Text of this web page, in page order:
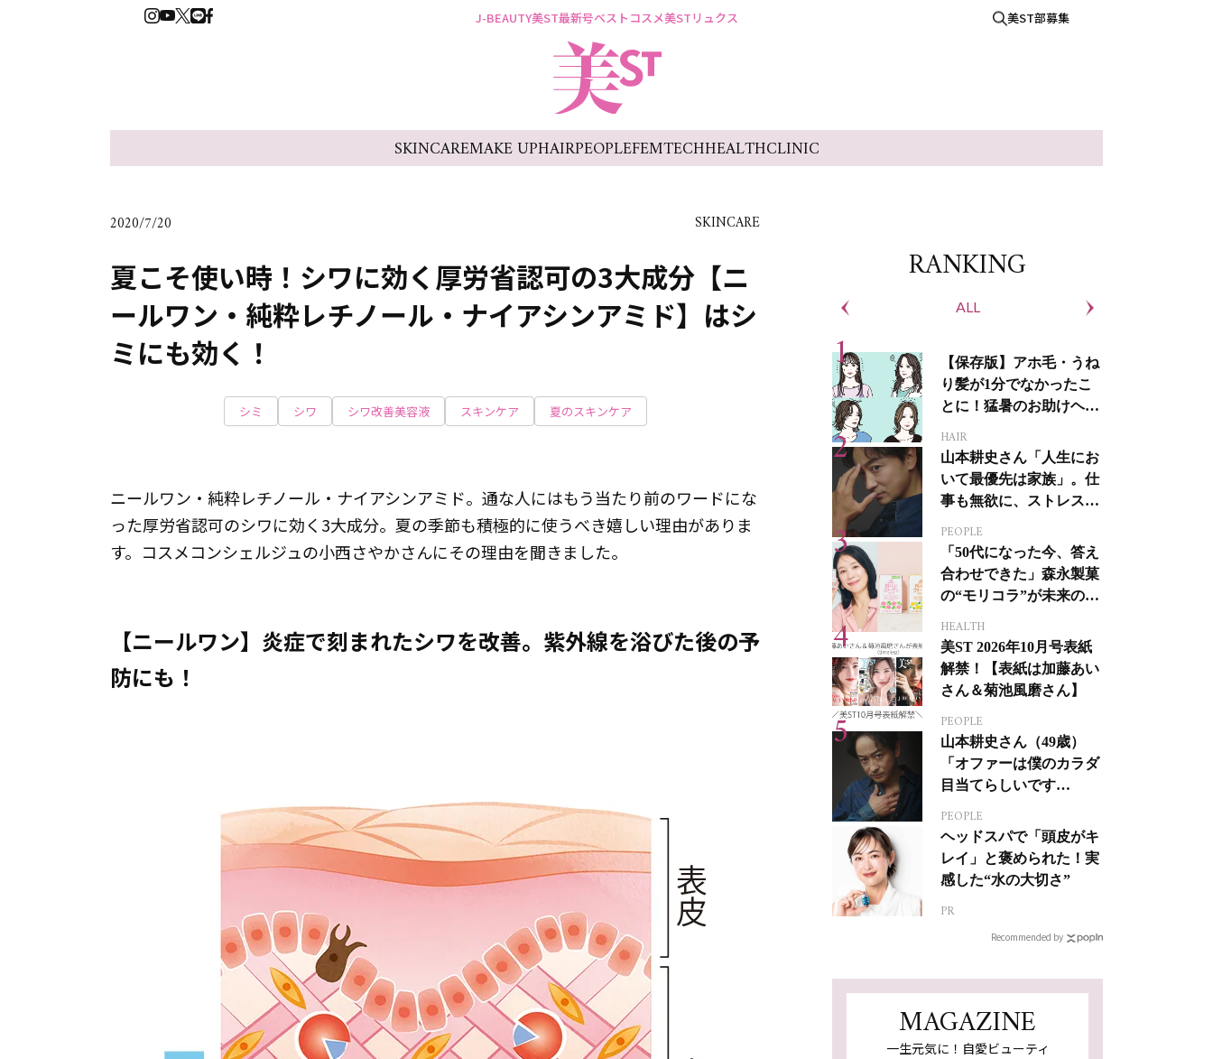
J-BEAUTY美ST最新号ベストコスメ美STリュクス 美ST部募集
SKINCAREMAKE UPHAIRPEOPLEFEMTECHHEALTHCLINIC
2020/7/20 SKINCARE
夏こそ使い時！シワに効く厚労省認可の3大成分【ニ
ールワン・純粋レチノール・ナイアシンアミド】はシ
ミにも効く！
シミ シワ シワ改善美容液 スキンケア 夏のスキンケア
ニールワン・純粋レチノール・ナイアシンアミド。通な人にはもう当たり前のワードにな
った厚労省認可のシワに効く3大成分。夏の季節も積極的に使うべき嬉しい理由がありま
す。コスメコンシェルジュの小西さやかさんにその理由を聞きました。
【ニールワン】炎症で刻まれたシワを改善。紫外線を浴びた後の予
防にも！
RANKING
ALL
【保存版】アホ毛・うね
り髪が1分でなかったこ
とに！猛暑のお助けヘア
HAIR
山本耕史さん「人生にお
いて最優先は家族」。仕
事も無欲に、ストレスを
PEOPLE
「50代になった今、答え
合わせできた」森永製菓
の“モリコラ”が未来のキ
HEALTH
美ST 2026年10月号表紙
解禁！【表紙は加藤あい
さん＆菊池風磨さん】
PEOPLE
山本耕史さん（49歳）
「オファーは僕のカラダ
目当てらしいです
ジカルへの挑戦
PEOPLE
ヘッドスパで「頭皮がキ
レイ」と褒められた！実
感した“水の大切さ”
PR
Recommended by
MAGAZINE
一生元気に！自愛ビューティ